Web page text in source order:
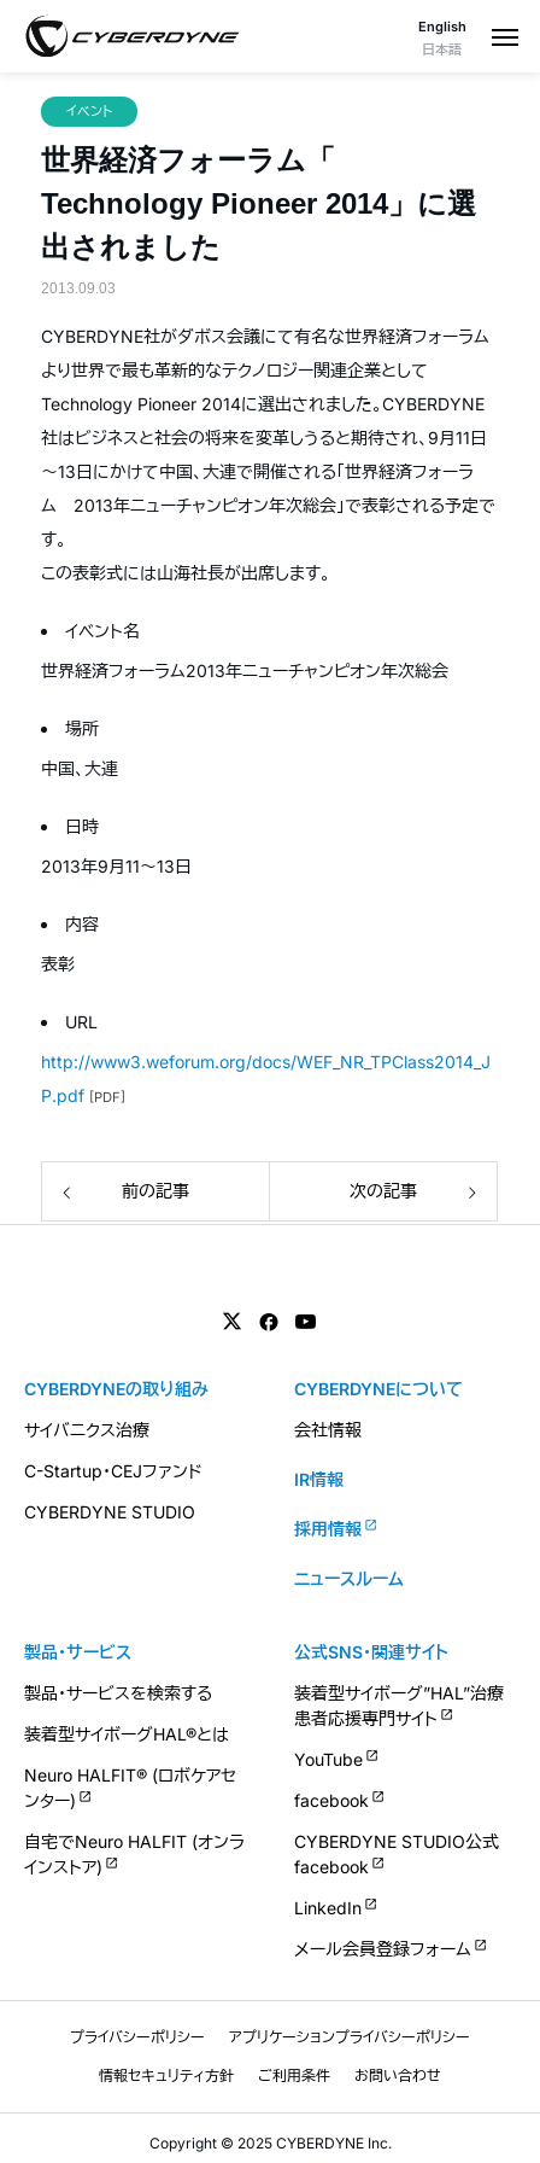
English
日本語
イベント
世界経済フォーラム「
Technology Pioneer 2014」に選
出されました
2013.09.03
CYBERDYNE社がダボス会議にて有名な世界経済フォーラム
より世界で最も革新的なテクノロジー関連企業として
Technology Pioneer 2014に選出されました。CYBERDYNE
社はビジネスと社会の将来を変革しうると期待され、9月11日
～13日にかけて中国、大連で開催される「世界経済フォーラ
ム 2013年ニューチャンピオン年次総会」で表彰される予定で
す。
この表彰式には山海社長が出席します。
イベント名
世界経済フォーラム2013年ニューチャンピオン年次総会
場所
中国、大連
日時
2013年9月11〜13日
内容
表彰
URL
http://www3.weforum.org/docs/WEF_NR_TPClass2014_J
P.pdf [PDF]
前の記事 次の記事
製品・サービス
製品・サービスを検索する
装着型サイボーグHAL®とは
Neuro HALFIT® (ロボケアセ
ンター)
自宅でNeuro HALFIT (オンラ
インストア)
CYBERDYNEの取り組み
サイバニクス治療
C-Startup・CEJファンド
CYBERDYNE STUDIO
CYBERDYNEについて
会社情報
IR情報
採用情報
ニュースルーム
公式SNS・関連サイト
装着型サイボーグ”HAL”治療
患者応援専門サイト
YouTube
facebook
CYBERDYNE STUDIO公式
facebook
LinkedIn
メール会員登録フォーム
プライバシーポリシー アプリケーションプライバシーポリシー
情報セキュリティ方針 ご利用条件 お問い合わせ
Copyright © 2025 CYBERDYNE Inc.